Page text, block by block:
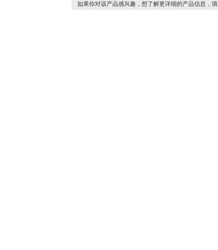
如果你对该产品感兴趣，想了解更详细的产品信息，